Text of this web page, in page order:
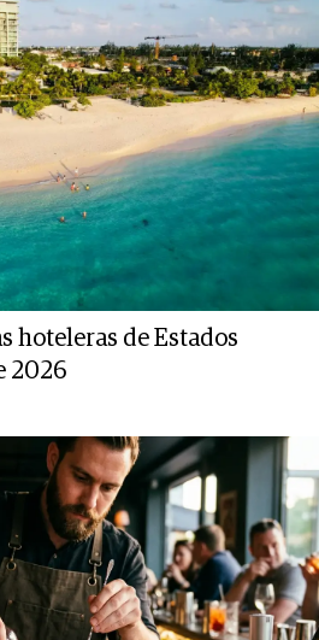
hoteleras de Estados
2026